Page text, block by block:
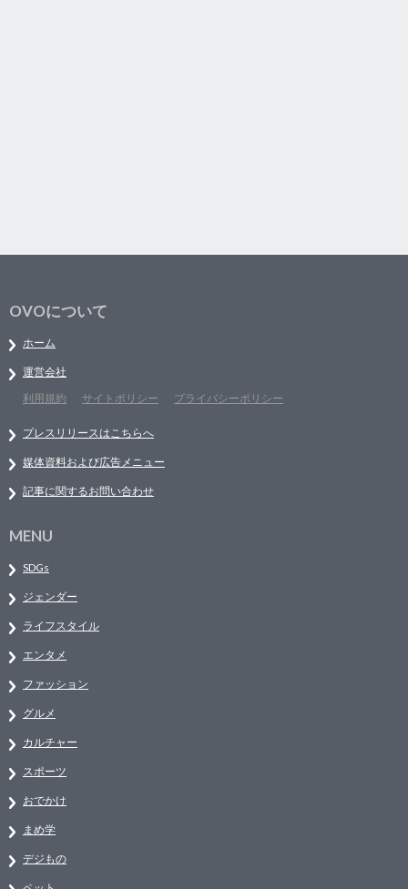
OVOについて
ホーム
運営会社
利用規約
サイトポリシー プライバシーポリシー
プレスリリースはこちらへ
媒体資料および広告メニュー
記事に関するお問い合わせ
MENU
SDGs
ジェンダー
ライフスタイル
エンタメ
ファッション
グルメ
カルチャー
スポーツ
おでかけ
まめ学
デジもの